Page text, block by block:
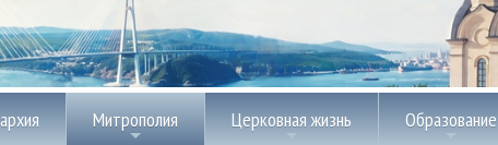
Митрополия Церковная жизнь Образование